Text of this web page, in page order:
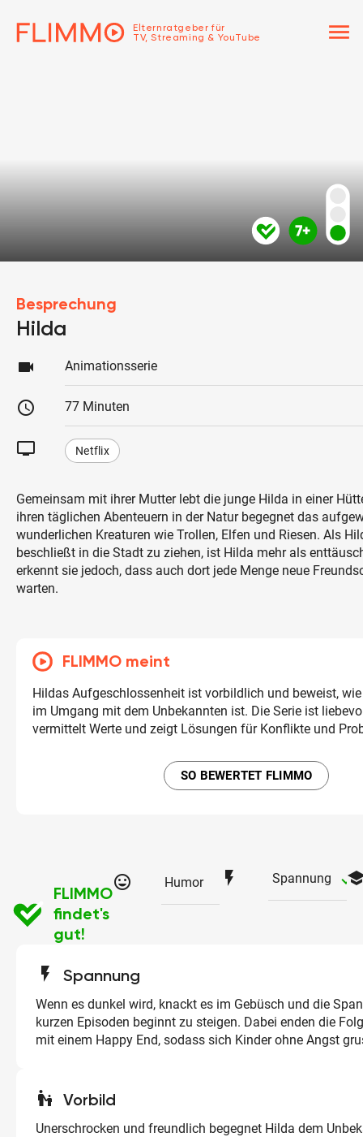
Elternratgeber für
TV, Streaming & YouTube
menu
Besprechung
Hilda
videocam Animationsserie
schedule 77 Minuten
tv Netflix
Gemeinsam mit ihrer Mutter lebt die junge Hilda in einer
ihren täglichen Abenteuern in der Natur begegnet das
wunderlichen Kreaturen wie Trollen, Elfen und Riesen. Als
beschließt in die Stadt zu ziehen, ist Hilda mehr als
erkennt sie jedoch, dass auch dort jede Menge neue
warten.
FLIMMO meint
Hildas Aufgeschlossenheit ist vorbildlich und beweist,
im Umgang mit dem Unbekannten ist. Die Serie ist
vermittelt Werte und zeigt Lösungen für Konflikte und
SO BEWERTET FLIMMO
FLIMMO
findet's
gut!
tag_faces Humor flash_on Spannung
flash_on Spannung
Wenn es dunkel wird, knackt es im Gebüsch und die
kurzen Episoden beginnt zu steigen. Dabei enden die
mit einem Happy End, sodass sich Kinder ohne Angst
escalator_warning Vorbild
Unerschrocken und freundlich begegnet Hilda dem